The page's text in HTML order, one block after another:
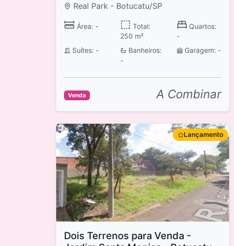
Real Park - Botucatu/SP
Área: -
Total:
250 m²
Quartos:
-
Suítes: -
Banheiros:
-
Garagem: -
Venda A Combinar
Lançamento
Dois Terrenos para Venda -